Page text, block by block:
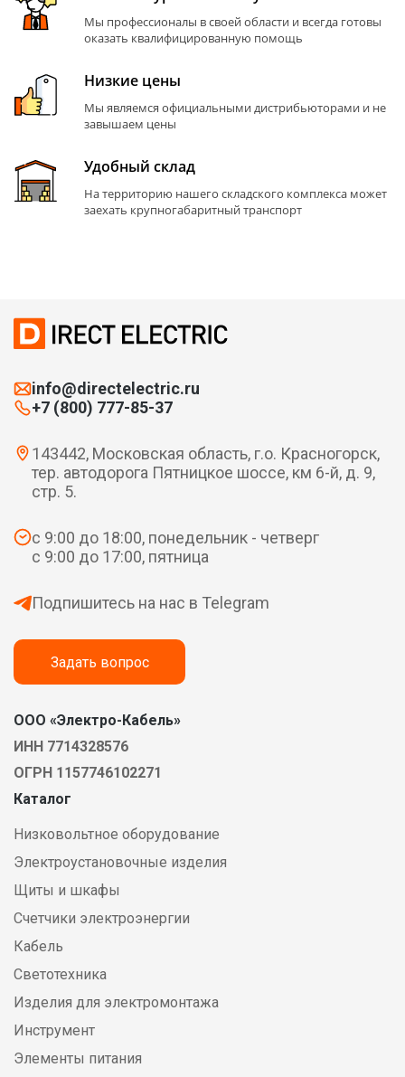
Мы профессионалы в своей области и всегда готовы
оказать квалифицированную помощь
Низкие цены
Мы являемся официальными дистрибьюторами и не
завышаем цены
Удобный склад
На территорию нашего складского комплекса может
заехать крупногабаритный транспорт
info@directelectric.ru
+7 (800) 777-85-37
143442, Московская область, г.о. Красногорск,
тер. автодорога Пятницкое шоссе, км 6-й, д. 9,
стр. 5.
с 9:00 до 18:00, понедельник - четверг
с 9:00 до 17:00, пятница
Подпишитесь на нас в Telegram
Задать вопрос
ООО «Электро-Кабель»
ИНН 7714328576
ОГРН 1157746102271
Каталог
Низковольтное оборудование
Электроустановочные изделия
Щиты и шкафы
Счетчики электроэнергии
Кабель
Светотехника
Изделия для электромонтажа
Инструмент
Элементы питания